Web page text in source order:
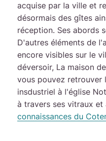
acquise par la ville et
désormais des gîtes
réception. Ses abords
D'autres éléments de
encore visibles sur le
déversoir, La maison
vous pouvez retrouver
insdustriel à l'église
à travers ses vitraux et
connaissances du